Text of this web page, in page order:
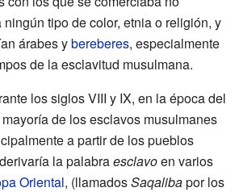
tipo de color, etnia o religión, y
árabes ybereberes, especialmente
de la esclavitud musulmana.
los siglos VIII y IX, en la época del
mayoría de los esclavos musulmanes
a partir de los pueblos
la palabraesclavoen varios
Oriental, (llamadosSaqalibapor los